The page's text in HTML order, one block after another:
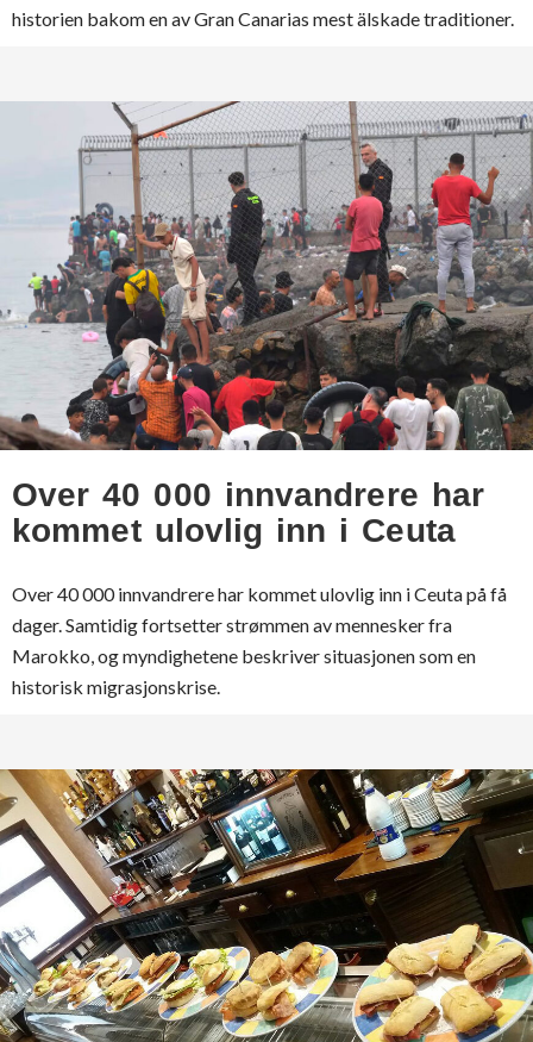
historien bakom en av Gran Canarias mest älskade traditioner.
Over 40 000 innvandrere har
kommet ulovlig inn i Ceuta
Over 40 000 innvandrere har kommet ulovlig inn i Ceuta på få
dager. Samtidig fortsetter strømmen av mennesker fra
Marokko, og myndighetene beskriver situasjonen som en
historisk migrasjonskrise.